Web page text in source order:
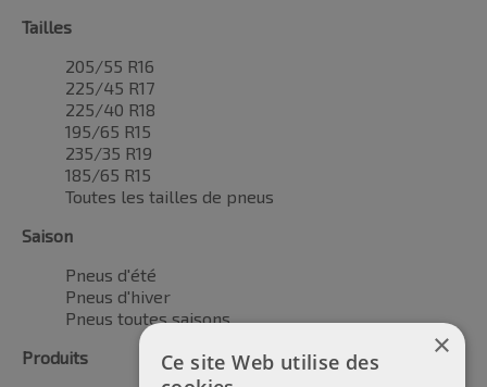
Tailles
205/55 R16
225/45 R17
225/40 R18
195/65 R15
235/35 R19
185/65 R15
Toutes les tailles de pneus
Saison
Pneus d'été
Pneus d'hiver
Pneus toutes saisons
Produits
×
Ce site Web utilise des